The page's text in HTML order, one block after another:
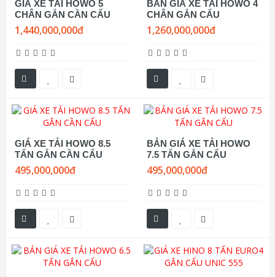
GIÁ XE TẢI HOWO 5
CHÂN GẮN CẦN CẨU
1,440,000,000đ
BẢN GIÁ XE TẢI HOWO 4
CHÂN GẮN CẨU
1,260,000,000đ
GIÁ XE TẢI HOWO 8.5
TẤN GẮN CẦN CẨU
495,000,000đ
BẢN GIÁ XE TẢI HOWO
7.5 TẤN GẮN CẨU
495,000,000đ